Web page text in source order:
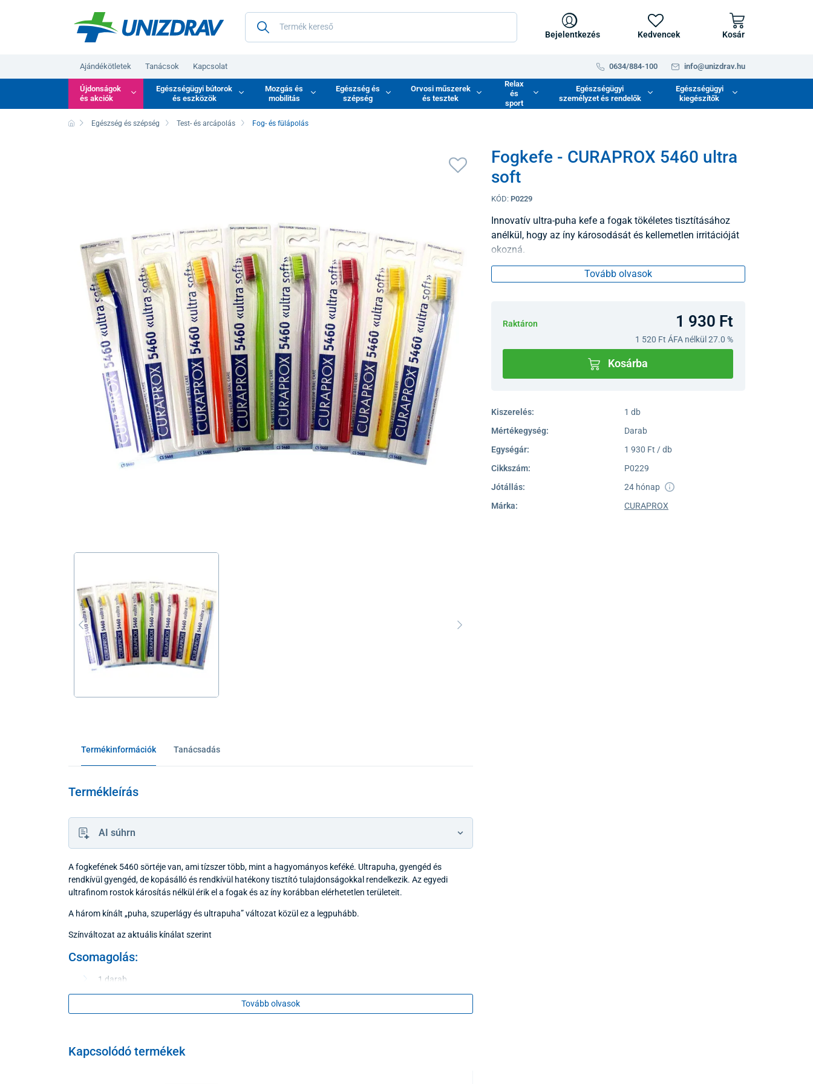
Bejelentkezés Kedvencek Kosár
Ajándékötletek Tanácsok Kapcsolat 0634/884-100 info@unizdrav.hu
Újdonságok
és akciók
Egészségügyi bútorok
és eszközök
Mozgás és
mobilitás
Egészség és
szépség
Orvosi műszerek
és tesztek
Relax
és
sport
Egészségügyi
személyzet és rendelők
Egészségügyi
kiegészítők
Egészség és szépség Test- és arcápolás Fog- és fülápolás
Fogkefe - CURAPROX 5460 ultra
soft
KÓD: P0229
Innovatív ultra-puha kefe a fogak tökéletes tisztításához
anélkül, hogy az íny károsodását és kellemetlen irritációját
okozná.
Tovább olvasok
Raktáron 1 930 Ft
1 520 Ft ÁFA nélkül 27.0 %
Kosárba
Kiszerelés:
1 db
Mértékegység:
Darab
Egységár:
1 930 Ft / db
Cikkszám:
P0229
Jótállás:
24 hónap
Márka:
CURAPROX
Termékinformációk Tanácsadás
Termékleírás
AI súhrn
A fogkefének 5460 sörtéje van, ami tízszer több, mint a hagyományos keféké. Ultrapuha, gyengéd és
rendkívül gyengéd, de kopásálló és rendkívül hatékony tisztító tulajdonságokkal rendelkezik. Az egyedi
ultrafinom rostok károsítás nélkül érik el a fogak és az íny korábban elérhetetlen területeit.
A három kínált „puha, szuperlágy és ultrapuha” változat közül ez a legpuhább.
Színváltozat az aktuális kínálat szerint
Csomagolás:
1 darab
Felhívjuk szíves figyelmét, hogy a kiszállított termék a képen látható terméktől színében és/vagy mintájában
45/2014. (II. 26.) Korm. rendelet 29. § (1) e) pontja értelmében a fogyasztó nem gyakorolhatja a 20. §
szerinti elállási és felmondási jogát olyan zárt csomagolású áru tekintetében, amely egészségvédelmi vagy
Tovább olvasok
Kapcsolódó termékek